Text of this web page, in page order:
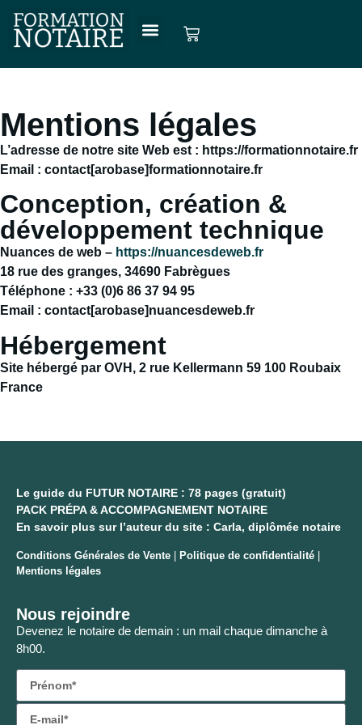
Mentions légales
L’adresse de notre site Web est : https://formationnotaire.fr
Email : contact[arobase]formationnotaire.fr
Conception, création &
développement technique
Nuances de web – https://nuancesdeweb.fr
18 rue des granges, 34690 Fabrègues
Téléphone : +33 (0)6 86 37 94 95
Email : contact[arobase]nuancesdeweb.fr
Hébergement
Site hébergé par OVH, 2 rue Kellermann 59 100 Roubaix
France
Le guide du FUTUR NOTAIRE : 78 pages (gratuit)
PACK PRÉPA & ACCOMPAGNEMENT NOTAIRE
En savoir plus sur l’auteur du site : Carla, diplômée notaire
Conditions Générales de Vente | Politique de confidentialité |
Mentions légales
Nous rejoindre
Devenez le notaire de demain : un mail chaque dimanche à
8h00.